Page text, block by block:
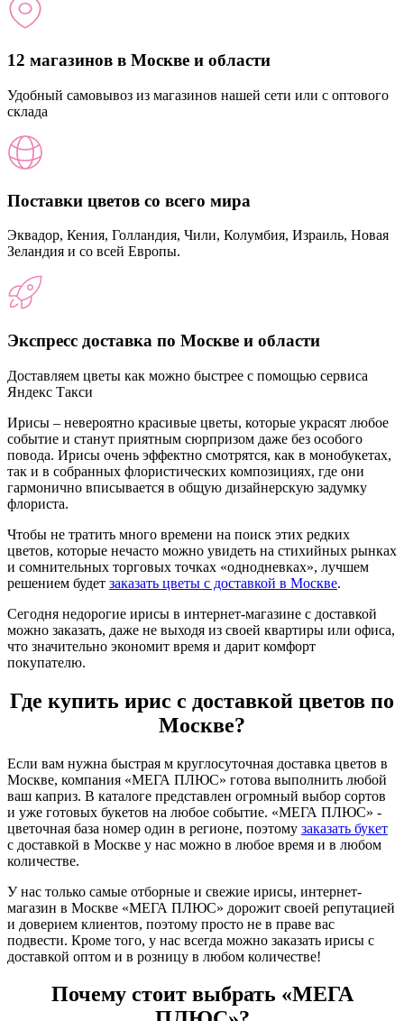
12 магазинов в Москве и области
Удобный самовывоз из магазинов нашей сети или с оптового
склада
Поставки цветов со всего мира
Эквадор, Кения, Голландия, Чили, Колумбия, Израиль, Новая
Зеландия и со всей Европы.
Экспресс доставка по Москве и области
Доставляем цветы как можно быстрее с помощью сервиса
Яндекс Такси
Ирисы – невероятно красивые цветы, которые украсят любое
событие и станут приятным сюрпризом даже без особого
повода. Ирисы очень эффектно смотрятся, как в монобукетах,
так и в собранных флористических композициях, где они
гармонично вписывается в общую дизайнерскую задумку
флориста.
Чтобы не тратить много времени на поиск этих редких
цветов, которые нечасто можно увидеть на стихийных рынках
и сомнительных торговых точках «однодневках», лучшем
решением будет заказать цветы с доставкой в Москве.
Сегодня недорогие ирисы в интернет-магазине с доставкой
можно заказать, даже не выходя из своей квартиры или офиса,
что значительно экономит время и дарит комфорт
покупателю.
Где купить ирис с доставкой цветов по
Москве?
Если вам нужна быстрая м круглосуточная доставка цветов в
Москве, компания «МЕГА ПЛЮС» готова выполнить любой
ваш каприз. В каталоге представлен огромный выбор сортов
и уже готовых букетов на любое событие. «МЕГА ПЛЮС» -
цветочная база номер один в регионе, поэтому заказать букет
с доставкой в Москве у нас можно в любое время и в любом
количестве.
У нас только самые отборные и свежие ирисы, интернет-
магазин в Москве «МЕГА ПЛЮС» дорожит своей репутацией
и доверием клиентов, поэтому просто не в праве вас
подвести. Кроме того, у нас всегда можно заказать ирисы с
доставкой оптом и в розницу в любом количестве!
Почему стоит выбрать «МЕГА